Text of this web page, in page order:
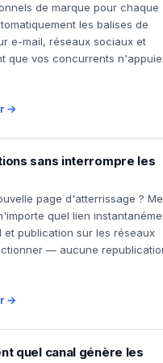
de marque pour chaque
les balises de
e-mail, réseaux sociaux et
que vos concurrents
→
sans interrompre les
page d'atterrissage ?
quel lien
publication sur les réseaux
— aucune
→
quel canal génère les